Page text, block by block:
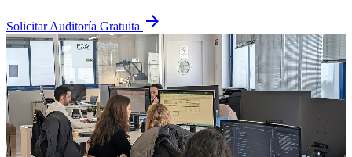
Solicitar Auditoría Gratuita arrow_forward